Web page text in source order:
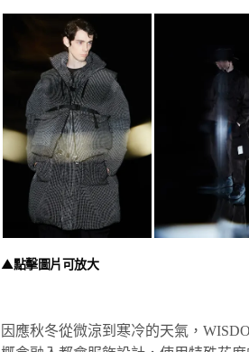
▲點擊圖片可放大
因應秋冬從微涼到寒冷的天氣，